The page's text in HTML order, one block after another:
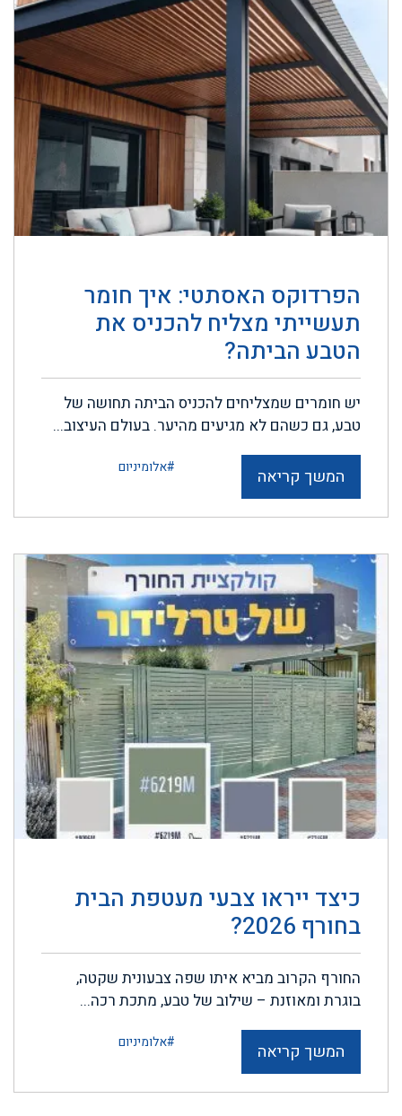
הפרדוקס האסתטי: איך חומר
תעשייתי מצליח להכניס את
הטבע הביתה?
יש חומרים שמצליחים להכניס הביתה תחושה של
טבע, גם כשהם לא מגיעים מהיער. בעולם העיצוב...
המשך קריאה #אלומיניום
כיצד ייראו צבעי מעטפת הבית
בחורף 2026?
החורף הקרוב מביא איתו שפה צבעונית שקטה,
בוגרת ומאוזנת – שילוב של טבע, מתכת רכה...
המשך קריאה #אלומיניום